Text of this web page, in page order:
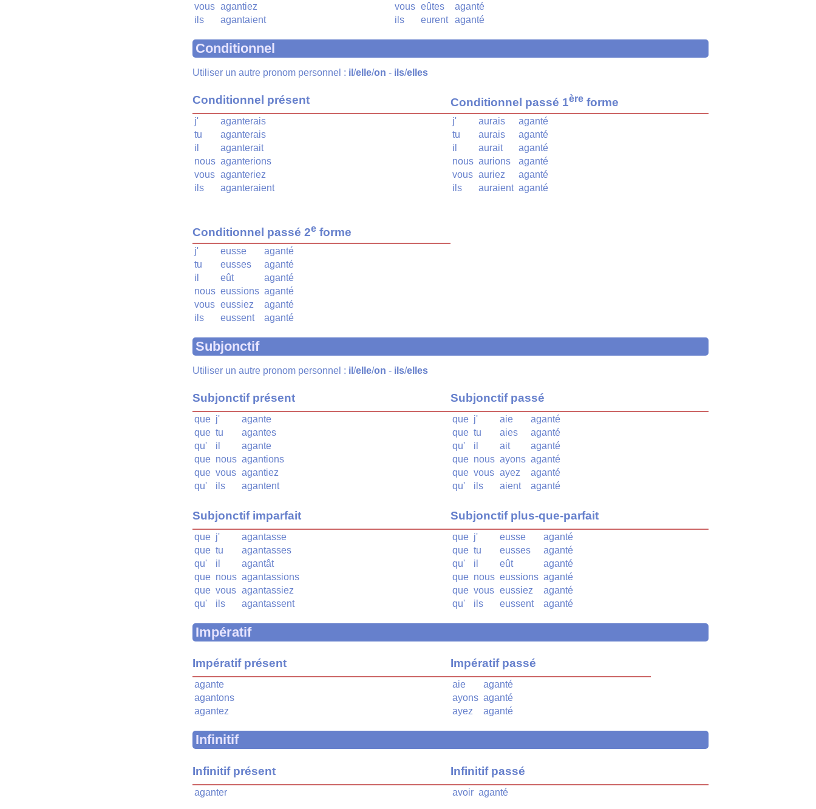
vous agantiez
ils
agantaient
vous eûtes
aganté
ils
eurent aganté
Conditionnel
Utiliser un autre pronom personnel : il /elle/on - ils/elles
Conditionnel présent
j'
aganterais
tu
aganterais
il
aganterait
nous aganterions
vous aganteriez
ils
aganteraient
Conditionnel passé 1ère forme
j' aurais
aganté
tu
aurais
aganté
il
aurait
aganté
nous aurions
aganté
vous auriez
aganté
ils
auraient aganté
Conditionnel passé 2e forme
j' eusse
aganté
tu
eusses
aganté
il
eût
aganté
nous eussions aganté
vous eussiez
aganté
ils
eussent aganté
Subjonctif
Utiliser un autre pronom personnel : il /elle/on - ils/elles
Subjonctif présent
que j'
agante
que tu
agantes
qu'
il
agante
que nous agantions
que vous agantiez
qu'
ils agantent
Subjonctif imparfait
que j'
agantasse
que tu
agantasses
qu'
il
agantât
que nous agantassions
que vous agantassiez
qu'
ils agantassent
Subjonctif passé
que j' aie
aganté
que tu aies
aganté
qu'
il ait
aganté
que nous ayons aganté
que vous ayez
aganté
qu'
ils aient aganté
Subjonctif plus-que-parfait
que j' eusse
aganté
que tu eusses
aganté
qu'
il eût
aganté
que nous eussions aganté
que vous eussiez
aganté
qu'
ils eussent aganté
Impératif
Impératif présent
agante
agantons
agantez
Impératif passé
aie
aganté
ayons aganté
ayez
aganté
Infinitif
Infinitif présent
aganter
Infinitif passé
avoir aganté